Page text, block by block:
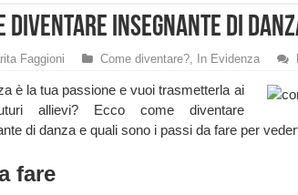
diventare Insegnante di
Faggioni Come diventare?, In Evidenza
è la tua passione e vuoi trasmetterla ai
allievi? Ecco come diventare
di danza e quali sono i passi da fare per
fare